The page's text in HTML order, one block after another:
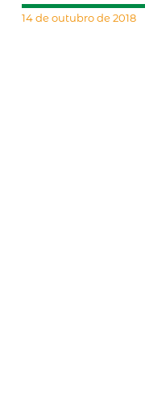
14 de outubro de 2018